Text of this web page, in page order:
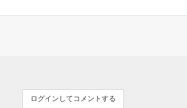
ログインしてコメントする